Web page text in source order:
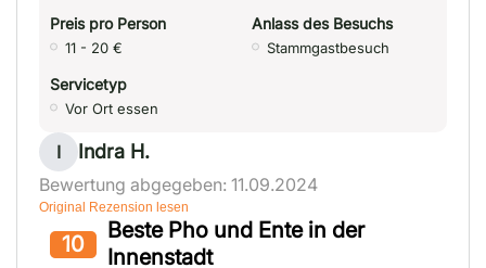
Preis pro Person
11 - 20 €
Anlass des Besuchs
Stammgastbesuch
Servicetyp
Vor Ort essen
I Indra H.
Bewertung abgegeben: 11.09.2024
Original Rezension lesen
10
Beste Pho und Ente in der
Innenstadt